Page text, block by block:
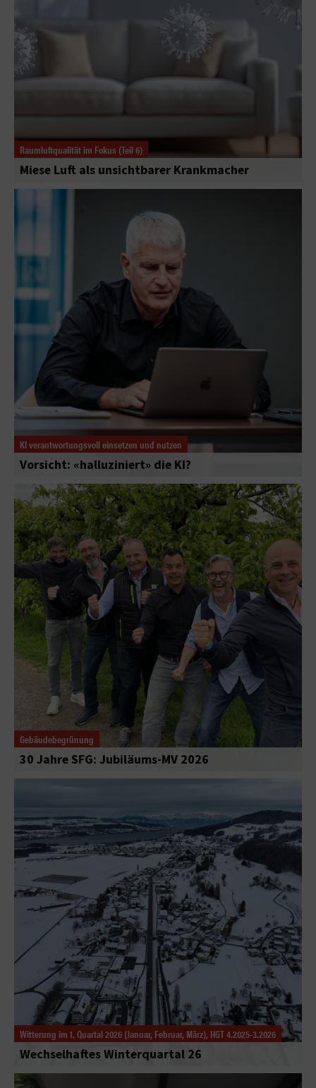
Raumluftqualität im Fokus (Teil 6)
Miese Luft als unsichtbarer Krankmacher
KI verantwortungsvoll einsetzen und nutzen
Vorsicht: «halluziniert» die KI?
Gebäudebegrünung
30 Jahre SFG: Jubiläums-MV 2026
Witterung im 1. Quartal 2026 (Januar, Februar, März), HGT 4.2025-3.2026
Wechselhaftes Winterquartal 26